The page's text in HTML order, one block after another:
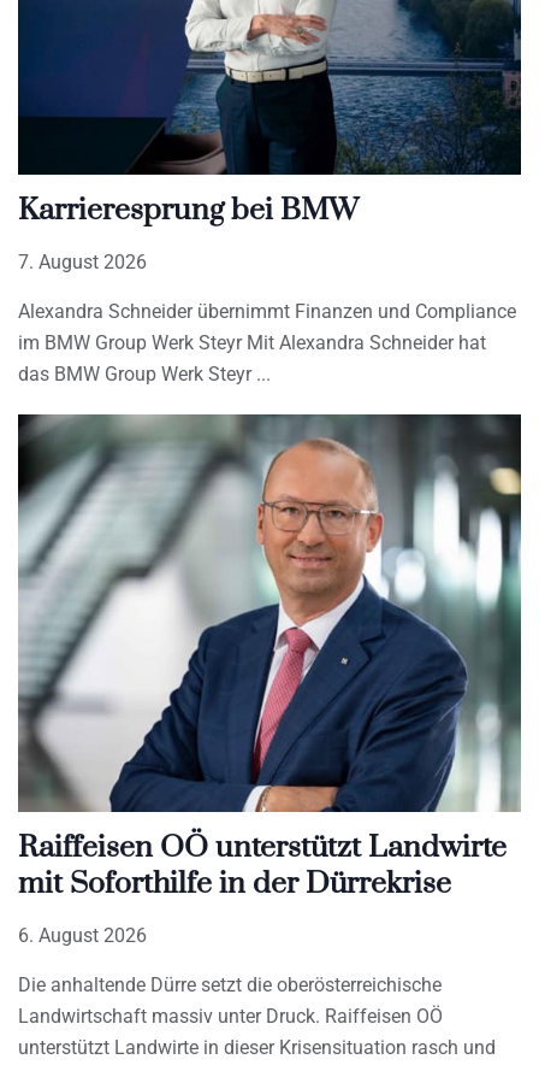
Karrieresprung bei BMW
7. August 2026
Alexandra Schneider übernimmt Finanzen und Compliance
im BMW Group Werk Steyr Mit Alexandra Schneider hat
das BMW Group Werk Steyr
Raiffeisen OÖ unterstützt Landwirte
mit Soforthilfe in der Dürrekrise
6. August 2026
Die anhaltende Dürre setzt die oberösterreichische
Landwirtschaft massiv unter Druck. Raiffeisen OÖ
unterstützt Landwirte in dieser Krisensituation rasch und